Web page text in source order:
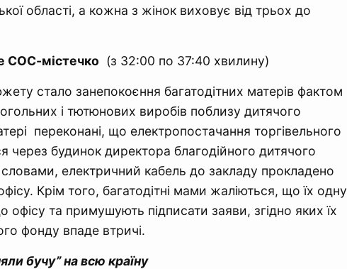
області, а кожна з жінок виховує від трьох до
СОС-містечко (з 32:00 по 37:40 хвилину)
стало занепокоєння багатодітних матерів фактом
і тютюнових виробів поблизу дитячого
переконані, що електропостачання торгівельного
через будинок директора благодійного дитячого
словами, електричний кабель до закладу прокладено
Крім того, багатодітні мами жаліються, що їх одну
та примушують підписати заяви, згідно яких їх
фонду впаде втричі.
бучу” на всю країну